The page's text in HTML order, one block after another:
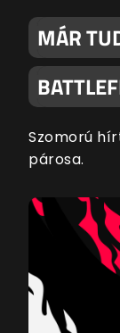
MÁR
Szomorú
párosa.